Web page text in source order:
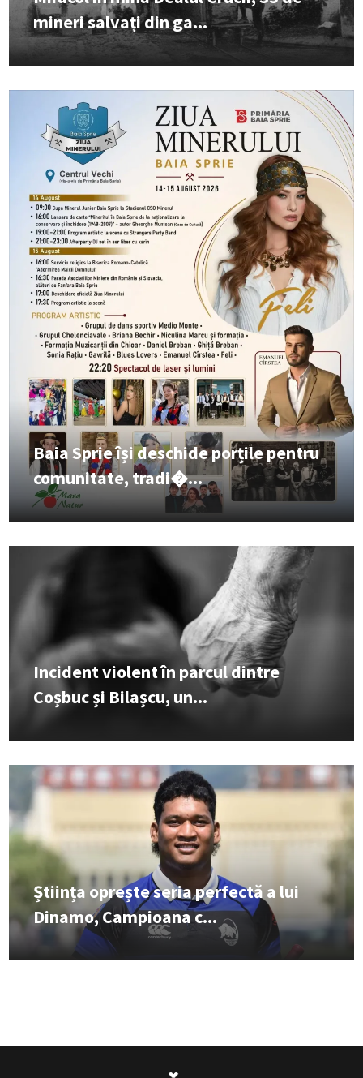
mineri salvați din ga...
Baia Sprie își deschide porțile pentru
comunitate, tradi�...
Incident violent în parcul dintre
Coșbuc și Bilașcu, un...
Știința oprește seria perfectă a lui
Dinamo, Campioana c...